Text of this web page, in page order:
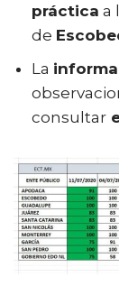
práctica a
de
La
consultar